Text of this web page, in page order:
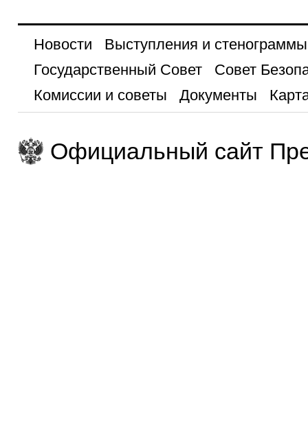
Новости
Выступления и стенограммы
Государственный Совет
Совет
Комиссии и советы
Документы
Официальный сайт